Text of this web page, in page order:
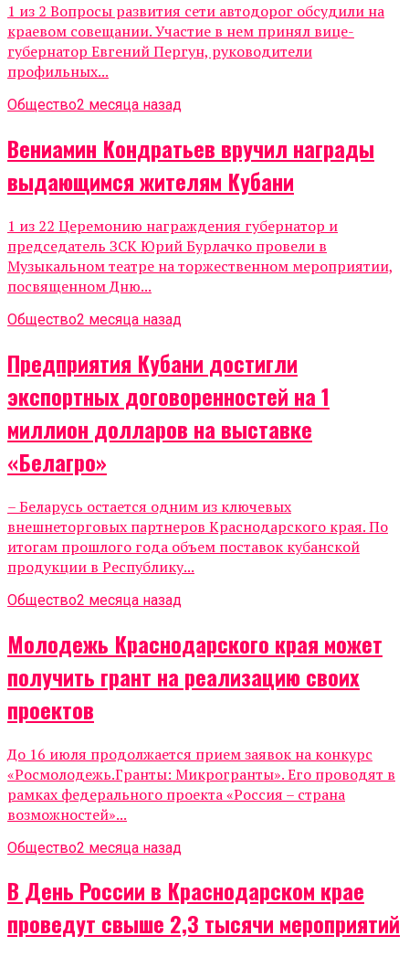
1 из 2 Вопросы развития сети автодорог обсудили на
краевом совещании. Участие в нем принял вице-
губернатор Евгений Пергун, руководители
профильных...
Общество2 месяца назад
Вениамин Кондратьев вручил награды
выдающимся жителям Кубани
1 из 22 Церемонию награждения губернатор и
председатель ЗСК Юрий Бурлачко провели в
Музыкальном театре на торжественном мероприятии,
посвященном Дню...
Общество2 месяца назад
Предприятия Кубани достигли
экспортных договоренностей на 1
миллион долларов на выставке
«Белагро»
– Беларусь остается одним из ключевых
внешнеторговых партнеров Краснодарского края. По
итогам прошлого года объем поставок кубанской
продукции в Республику...
Общество2 месяца назад
Молодежь Краснодарского края может
получить грант на реализацию своих
проектов
До 16 июля продолжается прием заявок на конкурс
«Росмолодежь.Гранты: Микрогранты». Его проводят в
рамках федерального проекта «Россия – страна
возможностей»...
Общество2 месяца назад
В День России в Краснодарском крае
проведут свыше 2,3 тысячи мероприятий